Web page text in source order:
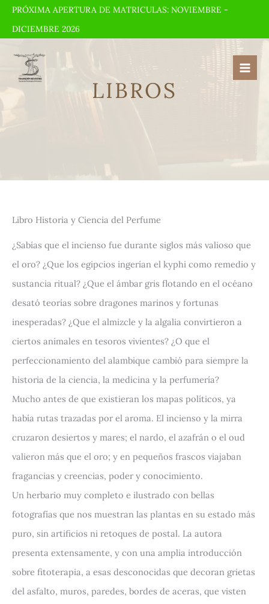
PRÓXIMA APERTURA DE MATRICULAS: NOVIEMBRE -
DICIEMBRE 2026
LIBROS
Libro Historia y Ciencia del Perfume
¿Sabías que el incienso fue durante siglos más valioso que
el oro? ¿Que los egipcios ingerían el kyphi como remedio y
sustancia ritual? ¿Que el ámbar gris flotando en el océano
desató teorías sobre dragones marinos y fortunas
inesperadas? ¿Que el almizcle y la algalia convirtieron a
ciertos animales en tesoros vivientes? ¿O que el
perfeccionamiento del alambique cambió para siempre la
historia de la ciencia, la medicina y la perfumería?
Mucho antes de que existieran los mapas políticos, ya
había rutas trazadas por el aroma. El incienso y la mirra
cruzaron desiertos y mares; el nardo, el azafrán o el oud
valieron más que el oro; y en pequeños frascos viajaban
fragancias y creencias, poder y conocimiento.
Un herbario muy completo e ilustrado con bellas
fotografías que nos muestran las plantas en su estado más
puro, sin artificios ni retoques de postal. La autora
presenta extensamente, y con una amplia introducción
sobre fitoterapia, a esas desconocidas que decoran grietas
del asfalto, muros, paredes, bordes de aceras, que visten